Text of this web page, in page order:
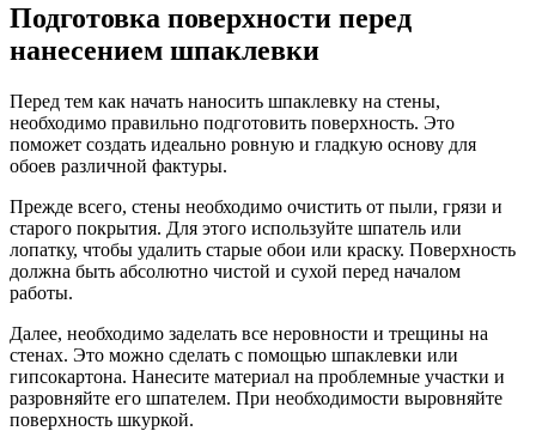
Подготовка поверхности перед
нанесением шпаклевки
Перед тем как начать наносить шпаклевку на стены,
необходимо правильно подготовить поверхность. Это
поможет создать идеально ровную и гладкую основу для
обоев различной фактуры.
Прежде всего, стены необходимо очистить от пыли, грязи и
старого покрытия. Для этого используйте шпатель или
лопатку, чтобы удалить старые обои или краску. Поверхность
должна быть абсолютно чистой и сухой перед началом
работы.
Далее, необходимо заделать все неровности и трещины на
стенах. Это можно сделать с помощью шпаклевки или
гипсокартона. Нанесите материал на проблемные участки и
разровняйте его шпателем. При необходимости выровняйте
поверхность шкуркой.